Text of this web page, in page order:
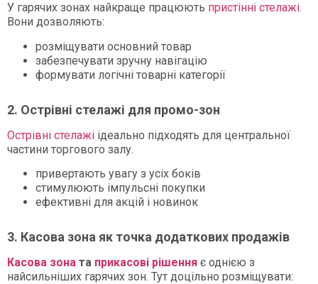
У гарячих зонах найкраще працюють пристінні стелажі.
Вони дозволяють:
розміщувати основний товар
забезпечувати зручну навігацію
формувати логічні товарні категорії
2. Острівні стелажі для промо-зон
Острівні стелажі ідеально підходять для центральної
частини торгового залу.
привертають увагу з усіх боків
стимулюють імпульсні покупки
ефективні для акцій і новинок
3. Касова зона як точка додаткових продажів
Касова зона та прикасові рішення є однією з
найсильніших гарячих зон. Тут доцільно розміщувати: